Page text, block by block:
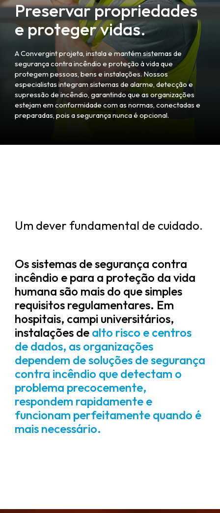
Preservar propriedades
e proteger vidas.
A Convergint projeta, instala e mantém sistemas de
segurança contra incêndio e proteção à vida que
protegem pessoas, bens e instalações. Nossos
especialistas integram sistemas de alarme, detecção e
supressão de incêndio, garantindo que as organizações
estejam em conformidade com as normas, conectadas e
preparadas, pois a segurança nunca é opcional.
Um dever fundamental de cuidado.
Os sistemas de segurança contra
incêndio e para a proteção da vida
humana são mais do que simples
requisitos regulamentares. Em
hospitais, campi universitários,
instalações de alto risco e centros
de dados, as organizações
dependem de soluções de segurança
contra incêndio que detectam o
problema precocemente,
respondem rapidamente e
funcionam perfeitamente quando é
mais necessário.